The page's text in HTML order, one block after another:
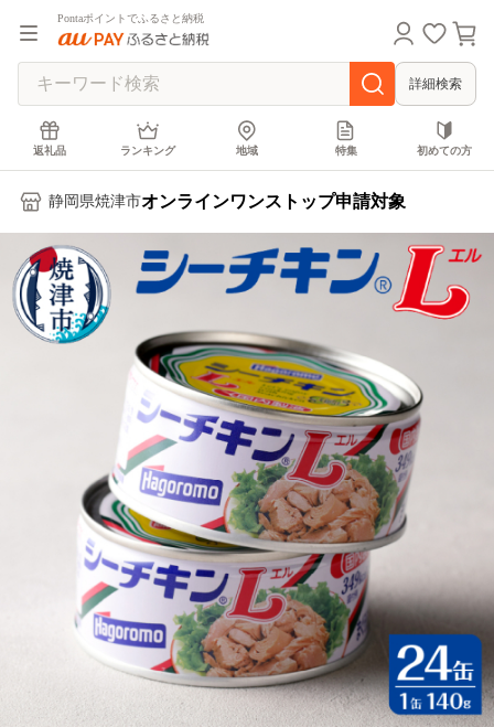
Pontaポイントでふるさと納税
詳細検索
返礼品 ランキング 地域 特集 初めての方
静岡県焼津市オンラインワンストップ申請対象